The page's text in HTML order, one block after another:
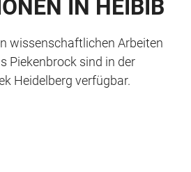
IN HEIBIB
wissenschaftlichen Arbeiten
Piekenbrock sind in der
Heidelberg verfügbar.